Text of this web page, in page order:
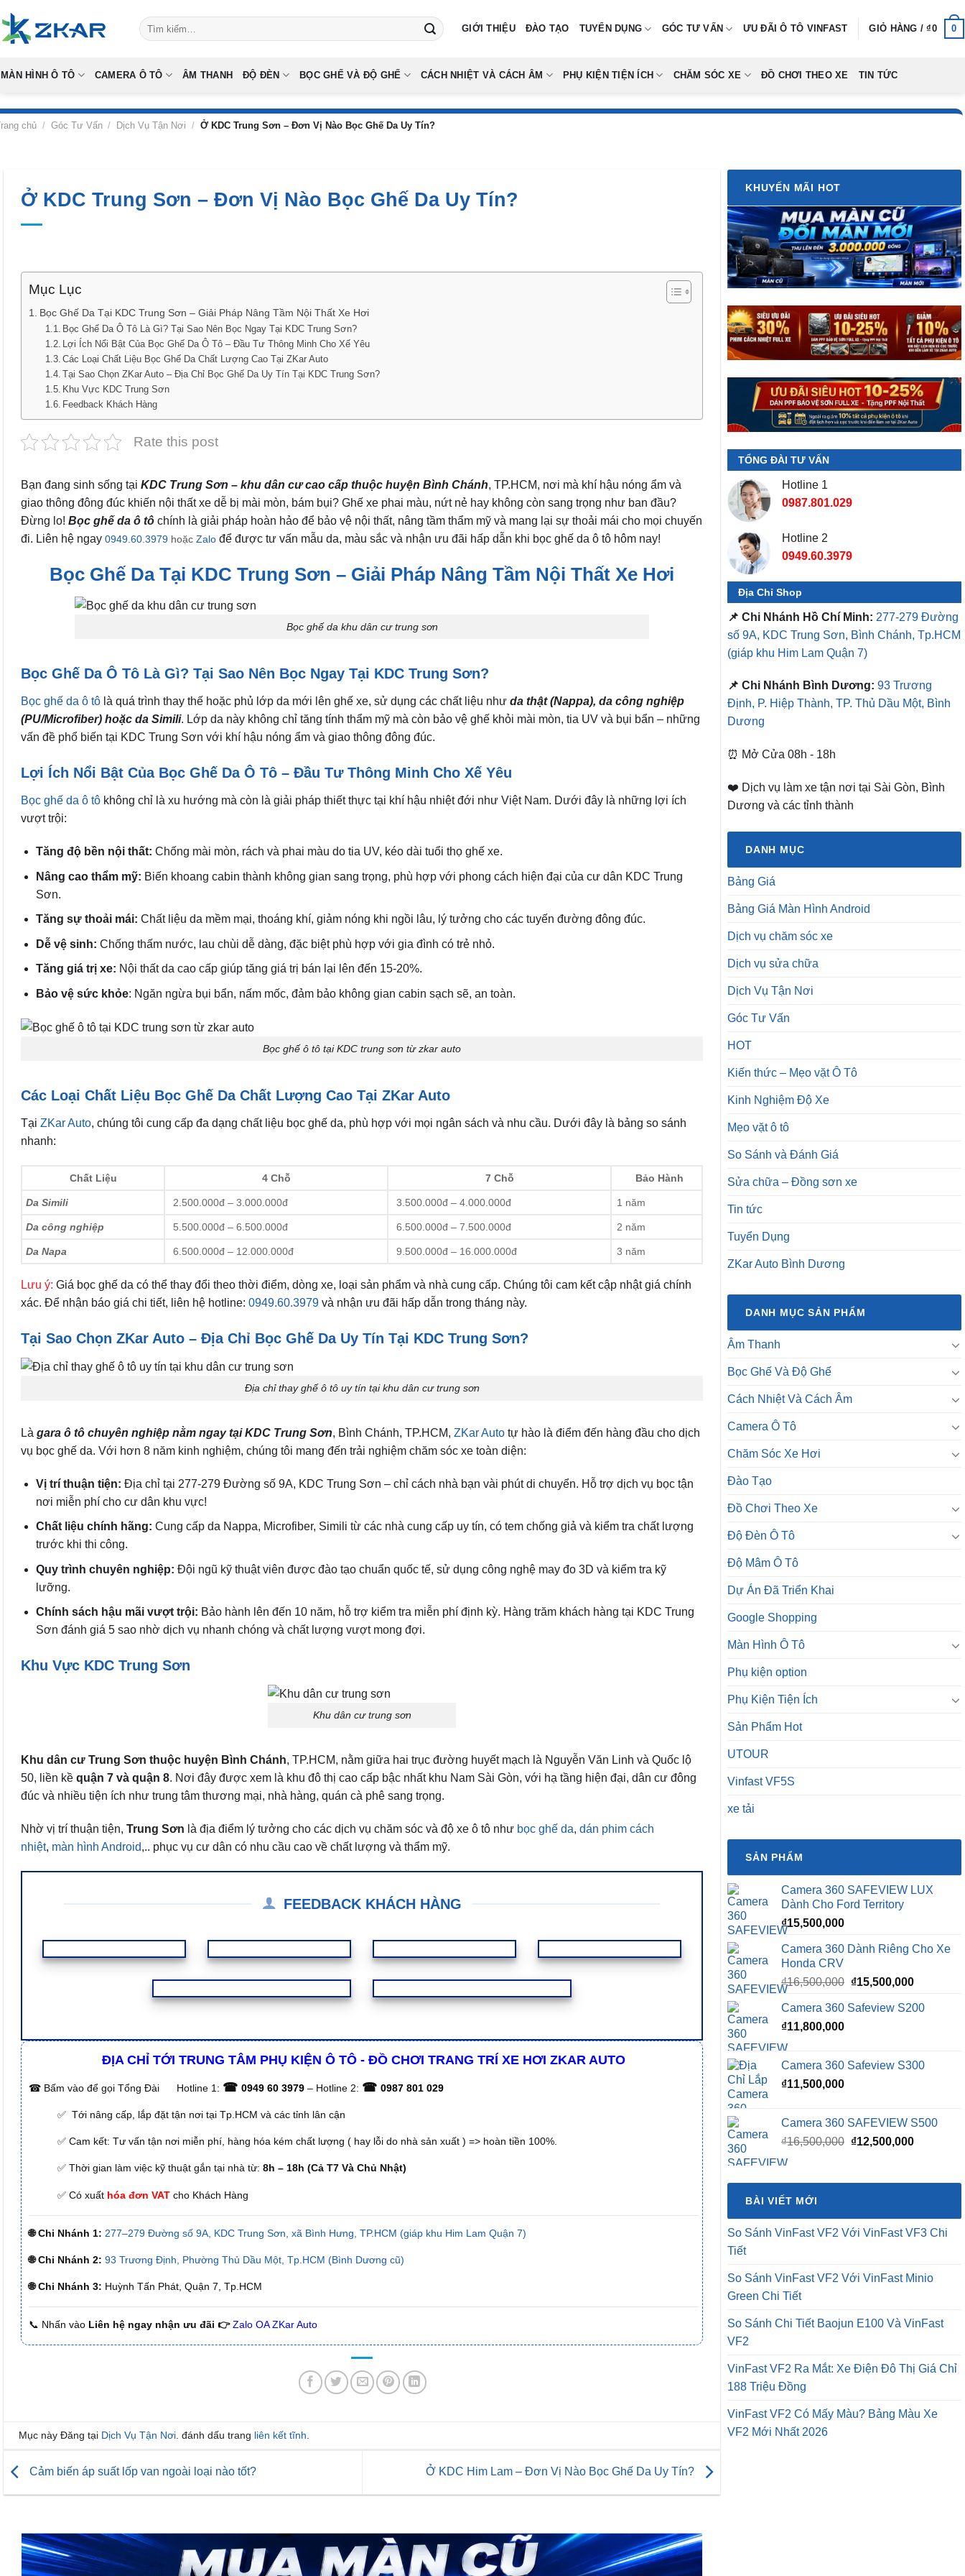
to
content
Tìm
kiếm:
GIỚI THIỆU ĐÀO TẠO TUYỂN DỤNG GÓC TƯ VẤN ƯU ĐÃI Ô TÔ VINFAST GIỎ HÀNG /₫0 0
MÀN HÌNH Ô TÔ CAMERA Ô TÔ ÂM THANH ĐỘ ĐÈN BỌC GHẾ VÀ ĐỘ GHẾ CÁCH NHIỆT VÀ CÁCH ÂM PHỤ KIỆN TIỆN ÍCH CHĂM SÓC XE ĐỒ CHƠI THEO XE TIN TỨC
chủ / Góc Tư Vấn / Dịch Vụ Tận Nơi / Ở KDC Trung Sơn – Đơn Vị Nào Bọc Ghế Da Uy Tín?
Ở KDC Trung Sơn – Đơn Vị Nào Bọc Ghế Da Uy Tín?
Mục Lục
Bọc Ghế Da Tại KDC Trung Sơn – Giải Pháp Nâng Tầm Nội Thất Xe Hơi
Bọc Ghế Da Ô Tô Là Gì? Tại Sao Nên Bọc Ngay Tại KDC Trung Sơn?
Lợi Ích Nổi Bật Của Bọc Ghế Da Ô Tô – Đầu Tư Thông Minh Cho Xế Yêu
Các Loại Chất Liệu Bọc Ghế Da Chất Lượng Cao Tại ZKar Auto
Tại Sao Chọn ZKar Auto – Địa Chỉ Bọc Ghế Da Uy Tín Tại KDC Trung Sơn?
Khu Vực KDC Trung Sơn
Feedback Khách Hàng
Rate this post
Bạn đang sinh sống tại KDC Trung Sơn – khu dân cư cao cấp thuộc huyện Bình Chánh, TP.HCM, nơi mà khí hậu nóng ẩm và
giao thông đông đúc khiến nội thất xe dễ bị mài mòn, bám bụi? Ghế xe phai màu, nứt nẻ hay không còn sang trọng như ban đầu?
Đừng lo! Bọc ghế da ô tô chính là giải pháp hoàn hảo để bảo vệ nội thất, nâng tầm thẩm mỹ và mang lại sự thoải mái cho mọi chuyến
đi. Liên hệ ngay 0949.60.3979 hoặc Zalo để được tư vấn mẫu da, màu sắc và nhận ưu đãi hấp dẫn khi bọc ghế da ô tô hôm nay!
Bọc Ghế Da Tại KDC Trung Sơn – Giải Pháp Nâng Tầm Nội Thất Xe Hơi
Bọc ghế da khu dân cư trung sơn
Bọc Ghế Da Ô Tô Là Gì? Tại Sao Nên Bọc Ngay Tại KDC Trung Sơn?
Bọc ghế da ô tô là quá trình thay thế hoặc phủ lớp da mới lên ghế xe, sử dụng các chất liệu như da thật (Nappa), da công nghiệp
(PU/Microfiber) hoặc da Simili. Lớp da này không chỉ tăng tính thẩm mỹ mà còn bảo vệ ghế khỏi mài mòn, tia UV và bụi bẩn – những
vấn đề phổ biến tại KDC Trung Sơn với khí hậu nóng ẩm và giao thông đông đúc.
Lợi Ích Nổi Bật Của Bọc Ghế Da Ô Tô – Đầu Tư Thông Minh Cho Xế Yêu
Bọc ghế da ô tô không chỉ là xu hướng mà còn là giải pháp thiết thực tại khí hậu nhiệt đới như Việt Nam. Dưới đây là những lợi ích
vượt trội:
Tăng độ bền nội thất: Chống mài mòn, rách và phai màu do tia UV, kéo dài tuổi thọ ghế xe.
Nâng cao thẩm mỹ: Biến khoang cabin thành không gian sang trọng, phù hợp với phong cách hiện đại của cư dân KDC Trung
Sơn.
Tăng sự thoải mái: Chất liệu da mềm mại, thoáng khí, giảm nóng khi ngồi lâu, lý tưởng cho các tuyến đường đông đúc.
Dễ vệ sinh: Chống thấm nước, lau chùi dễ dàng, đặc biệt phù hợp với gia đình có trẻ nhỏ.
Tăng giá trị xe: Nội thất da cao cấp giúp tăng giá trị bán lại lên đến 15-20%.
Bảo vệ sức khỏe: Ngăn ngừa bụi bẩn, nấm mốc, đảm bảo không gian cabin sạch sẽ, an toàn.
Bọc ghế ô tô tại KDC trung sơn từ zkar auto
Các Loại Chất Liệu Bọc Ghế Da Chất Lượng Cao Tại ZKar Auto
Tại ZKar Auto, chúng tôi cung cấp đa dạng chất liệu bọc ghế da, phù hợp với mọi ngân sách và nhu cầu. Dưới đây là bảng so sánh
nhanh:
Chất Liệu 4 Chỗ 7 Chỗ Bảo Hành
Da Simili 2.500.000đ – 3.000.000đ 3.500.000đ – 4.000.000đ 1 năm
Da công nghiệp 5.500.000đ – 6.500.000đ 6.500.000đ – 7.500.000đ 2 năm
Da Napa 6.500.000đ – 12.000.000đ 9.500.000đ – 16.000.000đ 3 năm
Lưu ý: Giá bọc ghế da có thể thay đổi theo thời điểm, dòng xe, loại sản phẩm và nhà cung cấp. Chúng tôi cam kết cập nhật giá chính
xác. Để nhận báo giá chi tiết, liên hệ hotline: 0949.60.3979 và nhận ưu đãi hấp dẫn trong tháng này.
Tại Sao Chọn ZKar Auto – Địa Chỉ Bọc Ghế Da Uy Tín Tại KDC Trung Sơn?
Địa chỉ thay ghế ô tô uy tín tại khu dân cư trung sơn
Là gara ô tô chuyên nghiệp nằm ngay tại KDC Trung Sơn, Bình Chánh, TP.HCM, ZKar Auto tự hào là điểm đến hàng đầu cho dịch
vụ bọc ghế da. Với hơn 8 năm kinh nghiệm, chúng tôi mang đến trải nghiệm chăm sóc xe toàn diện:
Vị trí thuận tiện: Địa chỉ tại 277-279 Đường số 9A, KDC Trung Sơn – chỉ cách nhà bạn vài phút di chuyển. Hỗ trợ dịch vụ bọc tận
nơi miễn phí cho cư dân khu vực!
Chất liệu chính hãng: Cung cấp da Nappa, Microfiber, Simili từ các nhà cung cấp uy tín, có tem chống giả và kiểm tra chất lượng
trước khi thi công.
Quy trình chuyên nghiệp: Đội ngũ kỹ thuật viên được đào tạo chuẩn quốc tế, sử dụng công nghệ may đo 3D và kiểm tra kỹ
lưỡng.
Chính sách hậu mãi vượt trội: Bảo hành lên đến 10 năm, hỗ trợ kiểm tra miễn phí định kỳ. Hàng trăm khách hàng tại KDC Trung
Sơn đánh giá 5 sao nhờ dịch vụ nhanh chóng và chất lượng vượt mong đợi.
Khu Vực KDC Trung Sơn
Khu dân cư trung sơn
Khu dân cư Trung Sơn thuộc huyện Bình Chánh, TP.HCM, nằm giữa hai trục đường huyết mạch là Nguyễn Văn Linh và Quốc lộ
50, liền kề quận 7 và quận 8. Nơi đây được xem là khu đô thị cao cấp bậc nhất khu Nam Sài Gòn, với hạ tầng hiện đại, dân cư đông
đúc và nhiều tiện ích như trung tâm thương mại, nhà hàng, quán cà phê sang trọng.
Nhờ vị trí thuận tiện, Trung Sơn là địa điểm lý tưởng cho các dịch vụ chăm sóc và độ xe ô tô như bọc ghế da, dán phim cách
nhiệt, màn hình Android,.. phục vụ cư dân có nhu cầu cao về chất lượng và thẩm mỹ.
FEEDBACK KHÁCH HÀNG
ĐỊA CHỈ TỚI TRUNG TÂM PHỤ KIỆN Ô TÔ - ĐỒ CHƠI TRANG TRÍ XE HƠI ZKAR AUTO
☎ Bấm vào để gọi Tổng Đài Hotline 1: ☎ 0949 60 3979 – Hotline 2: ☎ 0987 801 029
✅ Tới nâng cấp, lắp đặt tận nơi tại Tp.HCM và các tỉnh lân cận
✅ Cam kết: Tư vấn tận nơi miễn phí, hàng hóa kém chất lượng ( hay lỗi do nhà sản xuất ) => hoàn tiền 100%.
✅ Thời gian làm việc kỹ thuật gắn tại nhà từ: 8h – 18h (Cả T7 Và Chủ Nhật)
✅ Có xuất hóa đơn VAT cho Khách Hàng
🌐 Chi Nhánh 1: 277–279 Đường số 9A, KDC Trung Sơn, xã Bình Hưng, TP.HCM (giáp khu Him Lam Quận 7)
🌐 Chi Nhánh 2: 93 Trương Định, Phường Thủ Dầu Một, Tp.HCM (Bình Dương cũ)
🌐 Chi Nhánh 3: Huỳnh Tấn Phát, Quận 7, Tp.HCM
📞 Nhấn vào Liên hệ ngay nhận ưu đãi 👉 Zalo OA ZKar Auto
Mục này Đăng tại Dịch Vụ Tận Nơi . đánh dấu trang liên kết tĩnh
Cảm biến áp suất lốp van ngoài loại nào tốt? Ở KDC Him Lam – Đơn Vị Nào Bọc Ghế Da Uy Tín?
KHUYẾN MÃI HOT
TỔNG ĐÀI TƯ VẤN
Hotline 1
0987.801.029
Hotline 2
0949.60.3979
Địa Chỉ Shop
📌 Chi Nhánh Hồ Chí Minh: 277-279 Đường
số 9A, KDC Trung Sơn, Bình Chánh, Tp.HCM
(giáp khu Him Lam Quận 7)
📌 Chi Nhánh Bình Dương: 93 Trương
Định, P. Hiệp Thành, TP. Thủ Dầu Một, Bình
Dương
⏰ Mở Cửa 08h - 18h
❤️ Dịch vụ làm xe tận nơi tại Sài Gòn, Bình
Dương và các tỉnh thành
DANH MỤC
Bảng Giá
Bảng Giá Màn Hình Android
Dịch vụ chăm sóc xe
Dịch vụ sửa chữa
Dịch Vụ Tận Nơi
Góc Tư Vấn
HOT
Kiến thức – Mẹo vặt Ô Tô
Kinh Nghiệm Độ Xe
Mẹo vặt ô tô
So Sánh và Đánh Giá
Sửa chữa – Đồng sơn xe
Tin tức
Tuyển Dụng
ZKar Auto Bình Dương
DANH MỤC SẢN PHẨM
Âm Thanh
Bọc Ghế Và Độ Ghế
Cách Nhiệt Và Cách Âm
Camera Ô Tô
Chăm Sóc Xe Hơi
Đào Tạo
Đồ Chơi Theo Xe
Độ Đèn Ô Tô
Độ Mâm Ô Tô
Dự Án Đã Triển Khai
Google Shopping
Màn Hình Ô Tô
Phụ kiện option
Phụ Kiện Tiện Ích
Sản Phẩm Hot
UTOUR
Vinfast VF5S
xe tải
SẢN PHẨM
Camera 360 SAFEVIEW LUX
Dành Cho Ford Territory
₫15,500,000
Camera 360 Dành Riêng Cho Xe
Honda CRV
₫16,500,000 Giá
là:
₫15,500,000Giá
tại
Camera 360 Safeview S200
₫11,800,000
Camera 360 Safeview S300
₫11,500,000
Camera 360 SAFEVIEW S500
₫16,500,000 Giá
₫16,500,000.
₫12,500,000Giá
là:
BÀI VIẾT MỚI
So Sánh VinFast VF2 Với VinFast VF3 Chi
Tiết
So Sánh VinFast VF2 Với VinFast Minio
Green Chi Tiết
So Sánh Chi Tiết Baojun E100 Và VinFast
VF2
VinFast VF2 Ra Mắt: Xe Điện Đô Thị Giá Chỉ
188 Triệu Đồng
VinFast VF2 Có Mấy Màu? Bảng Màu Xe
VF2 Mới Nhất 2026